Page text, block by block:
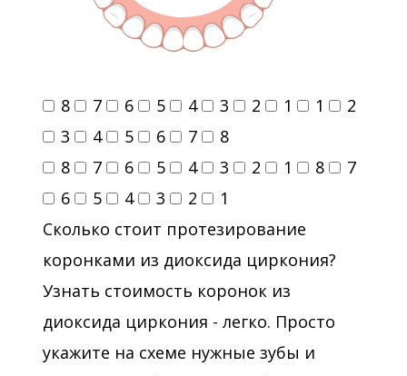
8 7 6 5 4 3 2 1 1
2
3
4 5 6 7
8
8
7 6 5 4 3 2 1 8
7
6
5 4 3 2
1
Сколько стоит протезирование
коронками из диоксида циркония?
Узнать стоимость коронок из
диоксида циркония - легко. Просто
укажите на схеме нужные зубы и